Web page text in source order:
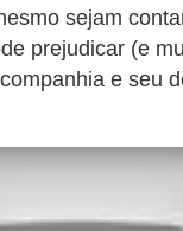
sejam
prejudicar (e
e seu